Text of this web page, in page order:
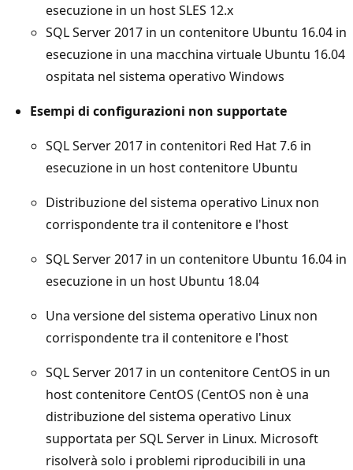
esecuzione in un host SLES 12.x
SQL Server 2017 in un contenitore Ubuntu 16.04 in
esecuzione in una macchina virtuale Ubuntu 16.04
ospitata nel sistema operativo Windows
Esempi di configurazioni non supportate
SQL Server 2017 in contenitori Red Hat 7.6 in
esecuzione in un host contenitore Ubuntu
Distribuzione del sistema operativo Linux non
corrispondente tra il contenitore e l'host
SQL Server 2017 in un contenitore Ubuntu 16.04 in
esecuzione in un host Ubuntu 18.04
Una versione del sistema operativo Linux non
corrispondente tra il contenitore e l'host
SQL Server 2017 in un contenitore CentOS in un
host contenitore CentOS (CentOS non è una
distribuzione del sistema operativo Linux
supportata per SQL Server in Linux. Microsoft
risolverà solo i problemi riproducibili in una